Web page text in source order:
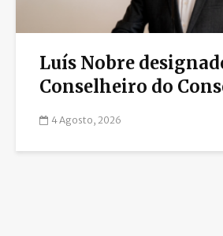
Luís Nobre
Conselheiro do
4 Agosto, 2026